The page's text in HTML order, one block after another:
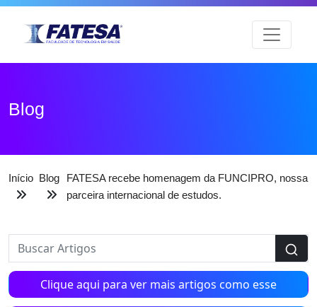
Blog
Início Blog
FATESA recebe homenagem da FUNCIPRO, nossa
parceira internacional de estudos.
Clique aqui para ver mais artigos como esse